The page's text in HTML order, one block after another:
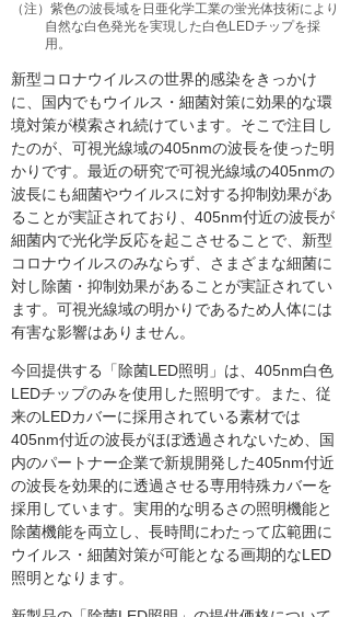
（注）紫色の波長域を日亜化学工業の蛍光体技術により
自然な白色発光を実現した白色LEDチップを採
用。
新型コロナウイルスの世界的感染をきっかけ
に、国内でもウイルス・細菌対策に効果的な環
境対策が模索され続けています。そこで注目し
たのが、可視光線域の405nmの波長を使った明
かりです。最近の研究で可視光線域の405nmの
波長にも細菌やウイルスに対する抑制効果があ
ることが実証されており、405nm付近の波長が
細菌内で光化学反応を起こさせることで、新型
コロナウイルスのみならず、さまざまな細菌に
対し除菌・抑制効果があることが実証されてい
ます。可視光線域の明かりであるため人体には
有害な影響はありません。
今回提供する「除菌LED照明」は、405nm白色
LEDチップのみを使用した照明です。また、従
来のLEDカバーに採用されている素材では
405nm付近の波長がほぼ透過されないため、国
内のパートナー企業で新規開発した405nm付近
の波長を効果的に透過させる専用特殊カバーを
採用しています。実用的な明るさの照明機能と
除菌機能を両立し、長時間にわたって広範囲に
ウイルス・細菌対策が可能となる画期的なLED
照明となります。